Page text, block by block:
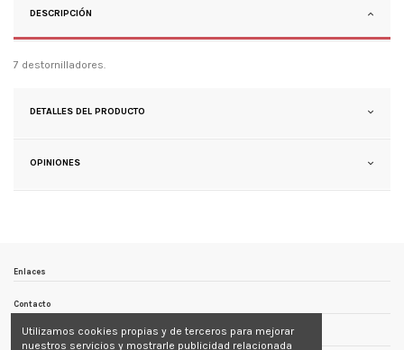
DESCRIPCIÓN
7 destornilladores.
DETALLES DEL PRODUCTO
OPINIONES
Enlaces
Contacto
Follow us
Utilizamos cookies propias y de terceros para mejorar
nuestros servicios y mostrarle publicidad relacionada